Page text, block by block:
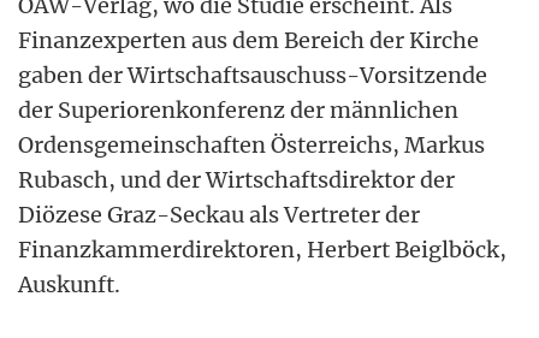
ÖAW-Verlag, wo die Studie erscheint. Als
Finanzexperten aus dem Bereich der Kirche
gaben der Wirtschaftsauschuss-Vorsitzende
der Superiorenkonferenz der männlichen
Ordensgemeinschaften Österreichs, Markus
Rubasch, und der Wirtschaftsdirektor der
Diözese Graz-Seckau als Vertreter der
Finanzkammerdirektoren, Herbert Beiglböck,
Auskunft.